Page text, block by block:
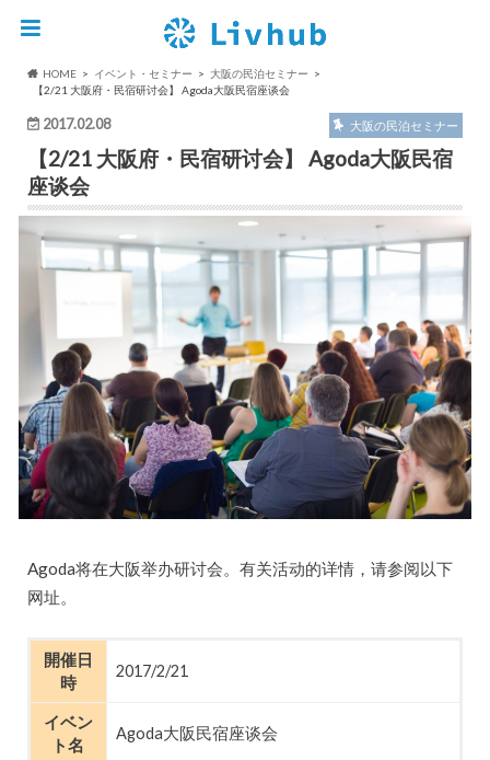
HOME イベント・セミナー
大阪の民泊セミナー
【2/21 大阪府・民宿研讨会】 Agoda大阪民宿座谈会
2017.02.08 大阪の民泊セミナー
【2/21 大阪府・民宿研讨会】 Agoda大阪民宿
座谈会
Agoda将在大阪举办研讨会。有关活动的详情，请参阅以下
网址。
開催日
時
2017/2/21
イベン
ト名
Agoda大阪民宿座谈会